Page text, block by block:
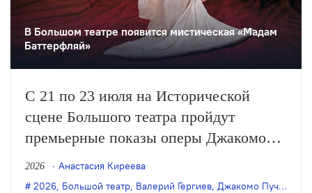
В Большом театре появится мистическая «Мадам
Баттерфляй»
С 21 по 23 июля на Исторической
сцене Большого театра пройдут
премьерные показы оперы Джакомо
Пуччини «Мадам Баттерфляй» в
постановке Ксении Шостакович.
2026
Анастасия Киреева
2026, Большой театр, Валерий Гергиев, Джакомо Пуччини